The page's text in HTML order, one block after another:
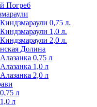
Погреб
Киндзмараули 0,75 л.
Киндзмараули 1,0 л.
Киндзмараули 2,0 л.
Долина
Алазанка 0,75 л
Алазанка 1,0 л
Алазанка 2,0 л
0,75 л
1,0 л